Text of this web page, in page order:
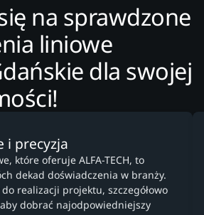
na sprawdzone
liniowe
dla swojej
i precyzja
które oferuje ALFA-TECH, to
dekad doświadczenia w branży.
realizacji projektu, szczegółowo
dobrać najodpowiedniejszy